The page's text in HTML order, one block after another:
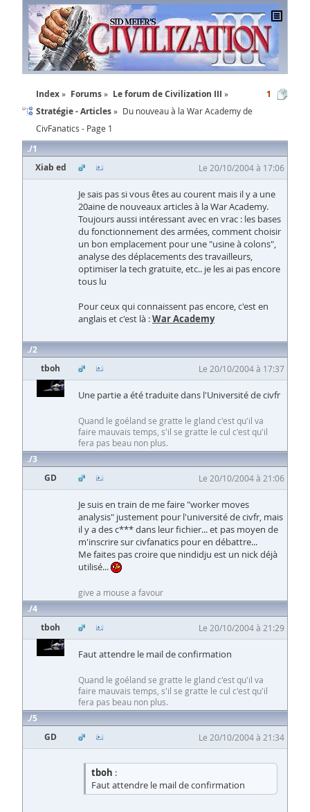
Index Forums
Le forum de Civilization III
Stratégie - Articles
Du nouveau à la War Academy de
CivFanatics - Page 1
1
1
Xiab ed
Le 20/10/2004 à 17:06
Je sais pas si vous êtes au courent mais il y a une
20aine de nouveaux articles à la War Academy.
Toujours aussi intéressant avec en vrac : les bases
du fonctionnement des armées, comment choisir
un bon emplacement pour une "usine à colons",
analyse des déplacements des travailleurs,
optimiser la tech gratuite, etc.. je les ai pas encore
tous lu
Pour ceux qui connaissent pas encore, c'est en
anglais et c'est là :War Academy
2
tboh
Le 20/10/2004 à 17:37
Une partie a été traduite dans l'Université de civfr
Quand le goéland se gratte le gland c'est qu'il va
faire mauvais temps, s'il se gratte le cul c'est qu'il
fera pas beau non plus.
3
GD
Le 20/10/2004 à 21:06
Je suis en train de me faire "worker moves
analysis" justement pour l'université de civfr, mais
il y a des c*** dans leur fichier... et pas moyen de
m'inscrire sur civfanatics pour en débattre...
Me faites pas croire que nindidju est un nick déjà
utilisé...
give a mouse a favour
4
tboh
Le 20/10/2004 à 21:29
Faut attendre le mail de confirmation
Quand le goéland se gratte le gland c'est qu'il va
faire mauvais temps, s'il se gratte le cul c'est qu'il
fera pas beau non plus.
5
GD
Le 20/10/2004 à 21:34
tboh :
Faut attendre le mail de confirmation